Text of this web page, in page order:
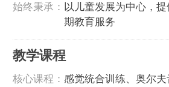
‌始终秉承‌： 以儿童发展为中心，
期教育服务
‌教学课程‌
核心课程： 感觉统合训练、奥尔夫